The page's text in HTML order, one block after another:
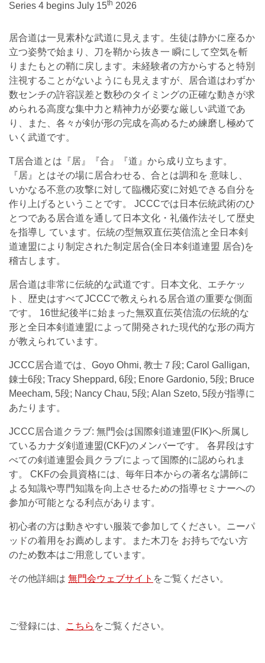
Series 4 begins July 15th 2026
居合道は一見素朴な武道に見えます。生徒は静かに座るか
立つ姿勢で始まり、刀を鞘から抜き一 瞬にして空気を斬
りまたもとの鞘に戻します。未経験者の方からすると特別
注視することがないようにも見えますが、居合道はわずか
数センチの許容誤差と数秒のタイミングの正確な動きが求
められる高度な集中力と精神力が必要な厳しい武道であ
り、また、各々が剣が形の完成を高めるため練磨し極めて
いく武道です。
T居合道とは『居』『合』『道』から成り立ちます。
『居』とはその場に居合わせる、合とは調和を 意味し、
いかなる不意の攻撃に対して臨機応変に対処できる自分を
作り上げるということです。 JCCCでは日本伝統武術のひ
とつである居合道を通して日本文化・礼儀作法そして歴史
を指導し ています。伝統の型無双直伝英信流と全日本剣
道連盟により制定された制定居合(全日本剣道連盟 居合)を
稽古します。
居合道は非常に伝統的な武道です。日本文化、エチケッ
ト、歴史はすべてJCCCで教えられる居合道の重要な側面
です。 16世紀後半に始まった無双直伝英信流の伝統的な
形と全日本剣道連盟によって開発された現代的な形の両方
が教えられています。
JCCC居合道では、Goyo Ohmi, 教士７段; Carol Galligan,
錬士6段; Tracy Sheppard, 6段; Enore Gardonio, 5段; Bruce
Meecham, 5段; Nancy Chau, 5段; Alan Szeto, 5段が指導に
あたります。
JCCC居合道クラブ: 無門会は国際剣道連盟(FIK)へ所属し
ているカナダ剣道連盟(CKF)のメンバーです。 各昇段はす
べての剣道連盟会員クラブによって国際的に認められま
す。 CKFの会員資格には、毎年日本からの著名な講師に
よる知識や専門知識を向上させるための指導セミナーへの
参加が可能となる利点があります。
初心者の方は動きやすい服装で参加してください。ニーパ
ッドの着用をお薦めします。また木刀を お持ちでない方
のため数本はご用意しています。
その他詳細は 無門会ウェブサイト をご覧ください。
ご登録には、 こちら をご覧ください。